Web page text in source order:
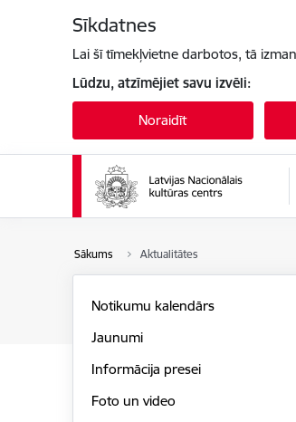
Sīkdatnes
Lai šī tīmekļvietne darbotos, tā
Lūdzu, atzīmējiet savu izvēli:
Noraidīt
Sākums Aktualitātes
Notikumu kalendārs
Jaunumi
Informācija presei
Foto un video